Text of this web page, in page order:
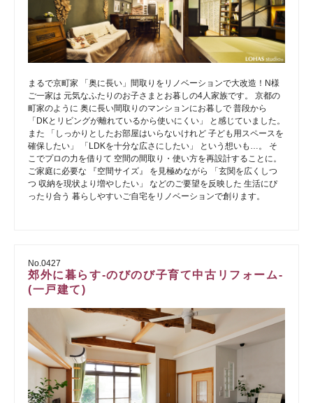
まるで京町家 「奥に長い」間取りをリノベーションで大改造！N様
ご一家は 元気なふたりのお子さまとお暮しの4人家族です。 京都の
町家のように 奥に長い間取りのマンションにお暮しで 普段から
「DKとリビングが離れているから使いにくい」 と感じていました。
また 「しっかりとしたお部屋はいらないけれど 子ども用スペースを
確保したい」 「LDKを十分な広さにしたい」 という想いも…。 そ
こでプロの力を借りて 空間の間取り・使い方を再設計することに。
ご家庭に必要な 『空間サイズ』 を見極めながら 「玄関を広くしつ
つ 収納を現状より増やしたい」 などのご要望を反映した 生活にぴ
ったり合う 暮らしやすいご自宅をリノベーションで創ります。
No.0427
郊外に暮らす-のびのび子育て中古リフォーム-
(一戸建て)